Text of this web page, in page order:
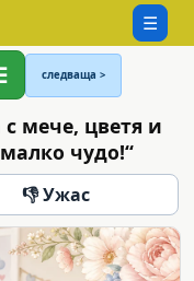
☰
следваща >
мече, цветя и
чудо!“
👎 Ужас